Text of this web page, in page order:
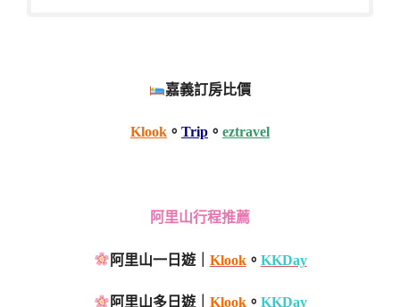
嘉義訂房比價
Klook 。 Trip 。 eztravel
阿里山行程推薦
阿里山一日遊｜ Klook。 KKDay
阿里山多日遊｜ Klook。 KKDay